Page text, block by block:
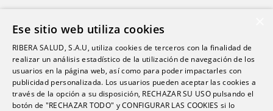
Investigación
Formación
Escuela universitaria
Trabaja con nosotros
Ese sitio web utiliza cookies
RIBERA SALUD, S.A.U, utiliza cookies de terceros con la finalidad de
realizar un análisis estadístico de la utilización de navegación de los
usuarios en la página web, así como para poder impactarles con
publicidad personalizada. Los usuarios pueden aceptar las cookies a
través de la opción a su disposición, RECHAZAR SU USO pulsando el
botón de "RECHAZAR TODO" y CONFIGURAR LAS COOKIES si lo